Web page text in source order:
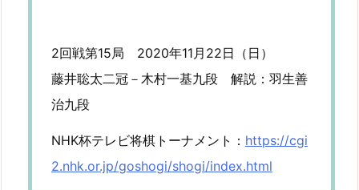
2回戦第15局 2020年11月22日（日）
藤井聡太二冠－木村一基九段 解説：羽生善
治九段
NHK杯テレビ将棋トーナメント： https://cgi
2.nhk.or.jp/goshogi/shogi/index.html